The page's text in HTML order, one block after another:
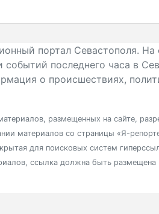
портал Севастополя. На
событий последнего часа в
о происшествиях,
размещенных на сайте,
материалов со страницы «Я-
для поисковых систем
ссылка должна быть размещена